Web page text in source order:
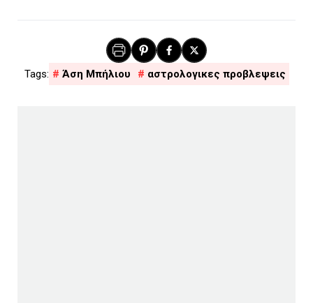
Άση Μπήλιου αστρολογικες προβλεψεις